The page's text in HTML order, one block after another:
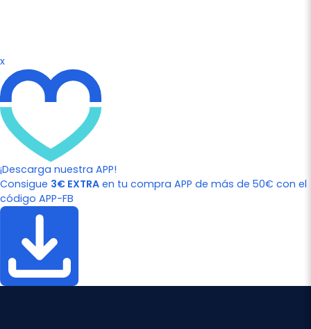
x
¡Descarga nuestra APP!
Consigue 3€ EXTRA en tu compra APP de más de 50€ con el
código APP-FB